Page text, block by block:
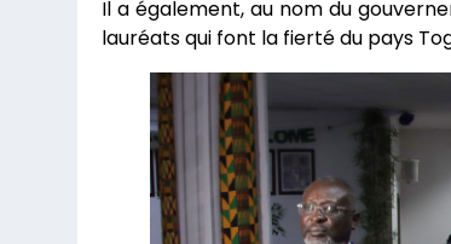
Il a également, au nom du
lauréats qui font la fierté du pays